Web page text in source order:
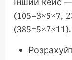
(105=3×5×7,